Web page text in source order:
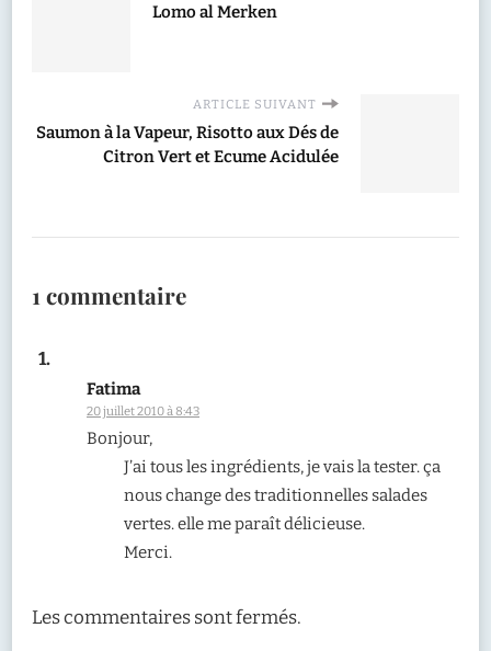
Lomo al Merken
ARTICLE SUIVANT
Saumon à la Vapeur, Risotto aux Dés de
Citron Vert et Ecume Acidulée
1 commentaire
Fatima
20 juillet 2010 à 8:43
Bonjour,
J’ai tous les ingrédients, je vais la tester. ça
nous change des traditionnelles salades
vertes. elle me paraît délicieuse.
Merci.
Les commentaires sont fermés.